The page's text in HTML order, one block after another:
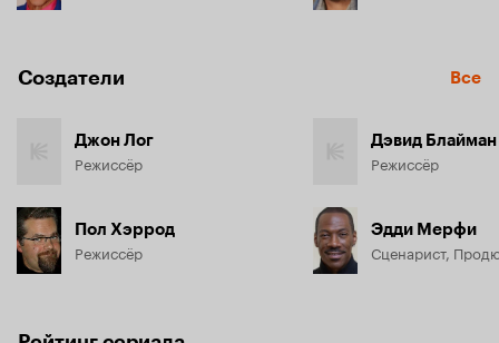
Создатели Все
Джон Лог
Режиссёр
Пол Хэррод
Режиссёр
Дэвид Блайман
Режиссёр
Эдди Мерфи
Сценарист,